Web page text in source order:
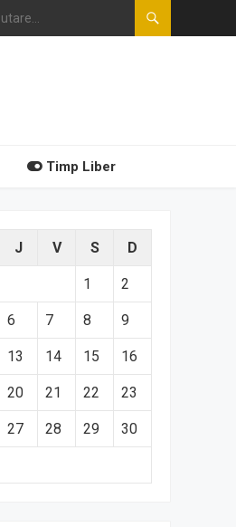
Timp Liber
J V S D
1 2
6 7 8 9
13 14 15 16
20 21 22 23
27 28 29 30